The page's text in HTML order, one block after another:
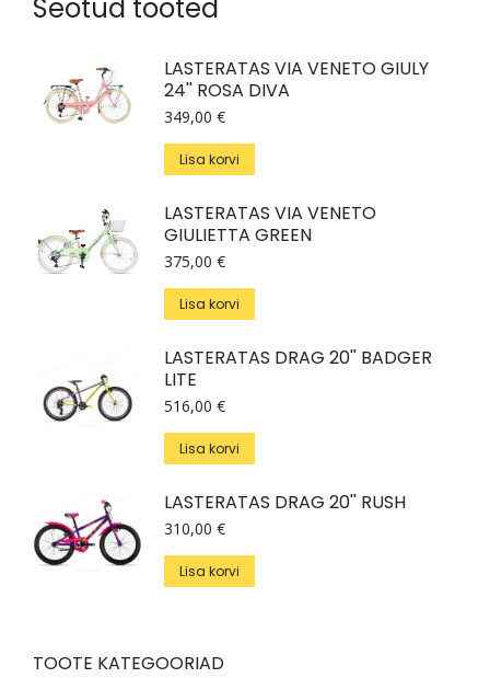
Seotud tooted
LASTERATAS VIA VENETO GIULY
24'' ROSA DIVA
349,00 €
Lisa korvi
LASTERATAS VIA VENETO
GIULIETTA GREEN
375,00 €
Lisa korvi
LASTERATAS DRAG 20'' BADGER
LITE
516,00 €
Lisa korvi
LASTERATAS DRAG 20'' RUSH
310,00 €
Lisa korvi
TOOTE KATEGOORIAD